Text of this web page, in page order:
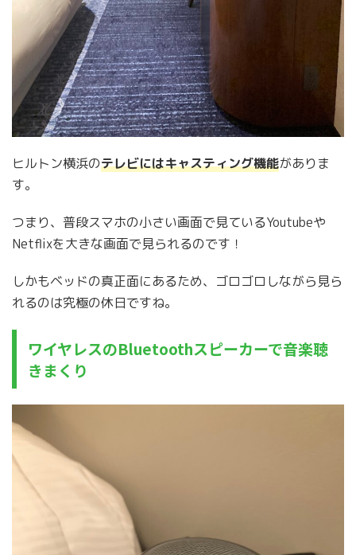
ヒルトン横浜のテレビにはキャスティング機能がありま
す。
つまり、普段スマホの小さい画面で見ているYoutubeや
Netflixを大きな画面で見られるのです！
しかもベッドの真正面にあるため、ゴロゴロしながら見ら
れるのは究極の休日ですね。
ワイヤレスのBluetoothスピーカーで音楽聴
きまくり